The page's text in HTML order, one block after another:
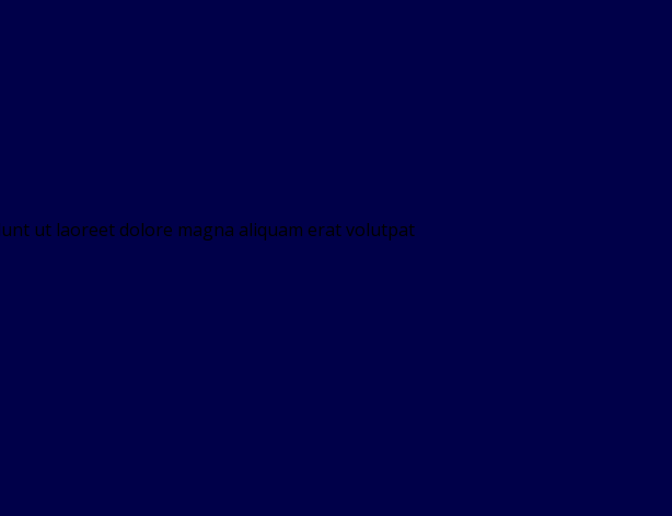
ut laoreet dolore magna aliquam erat volutpat